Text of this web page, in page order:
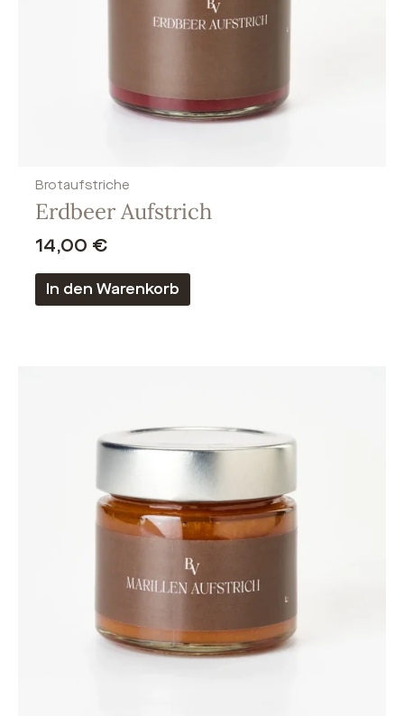
Brotaufstriche
Erdbeer Aufstrich
14,00 €
In den Warenkorb